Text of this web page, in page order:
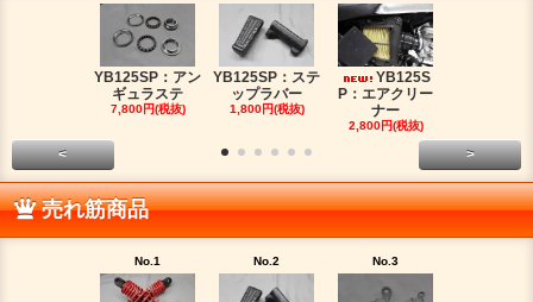
YB125SP：アン
ギュラステ
7,800円(税抜)
YB125SP：ステ
ップラバー
1,800円(税抜)
YB125S
P：エアクリー
ナー
2,800円(税抜)
< >
売れ筋商品
No.1 No.2 No.3